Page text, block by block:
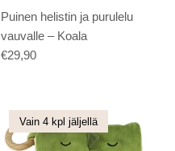
Puinen helistin ja purulelu
vauvalle – Koala
€29,90
Vain 4 kpl jäljellä